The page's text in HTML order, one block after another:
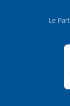
Le